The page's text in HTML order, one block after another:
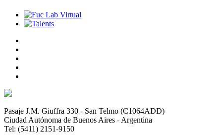
Pasaje J.M. Giuffra 330 - San Telmo (C1064ADD)
Ciudad Autónoma de Buenos Aires - Argentina
Tel: (5411) 2151-9150